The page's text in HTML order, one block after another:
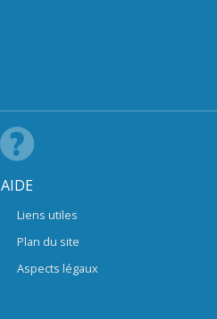
AIDE
Liens utiles
Plan du site
Aspects légaux